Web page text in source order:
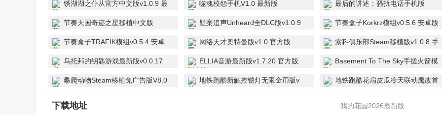
锈湖湖之仆从官方中文版v1.0.9 最
噬魂校怨手机V1.0 最新版
最后的讲述：骚扰电话手机版
节奏天国奇迹之星移植中文版
疑案追声Unheard全DLC版v1.0.9
节奏盒子Korkrz模组v0.5.6 安卓版
节奏盒子TRAFIK模组v0.5.4 安卓
网络天才奥特曼版v1.0 官方版
索科俱乐部Steam移植版v1.0.8 手
乌托邦的钥匙游戏最新版v0.0.17
ELLIA音游最新版v1.7.20 官方版
Basement To The Sky手搓火箭模
攀爬动物Steam移植免广告版V8.0
地铁跑酷新触控锁灯无限金币版v
地铁跑酷花扇皮瓜冷天联动魔改首
下载地址
我的花园2026最新版